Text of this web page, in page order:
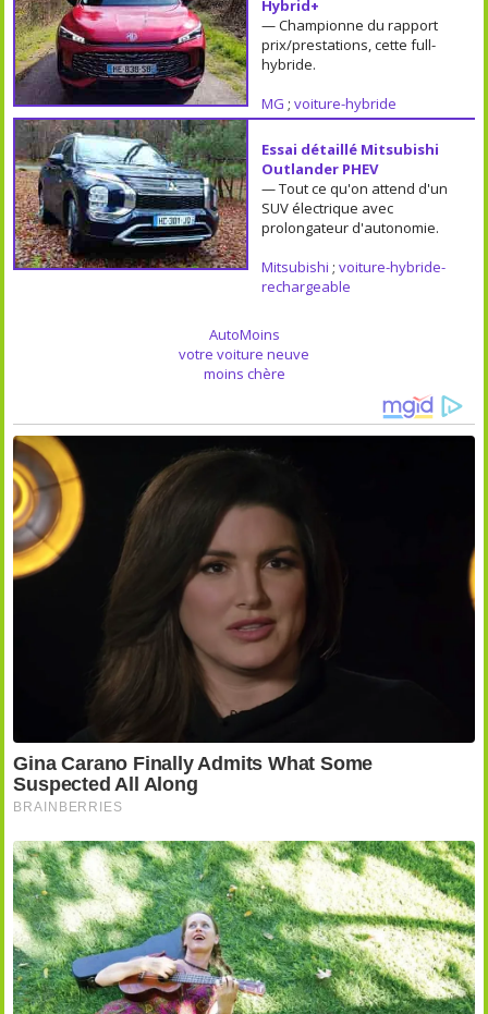
Hybrid+
— Championne du rapport
prix/prestations, cette full-
hybride.
MG ; voiture-hybride
Essai détaillé Mitsubishi
Outlander PHEV
— Tout ce qu'on attend d'un
SUV électrique avec
prolongateur d'autonomie.
Mitsubishi ; voiture-hybride-
rechargeable
AutoMoins
votre voiture neuve
moins chère